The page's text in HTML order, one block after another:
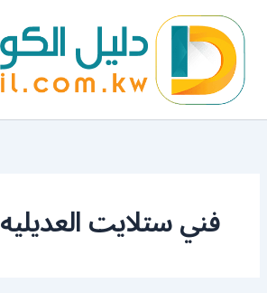
المحتوى
فني ستلايت العديليه